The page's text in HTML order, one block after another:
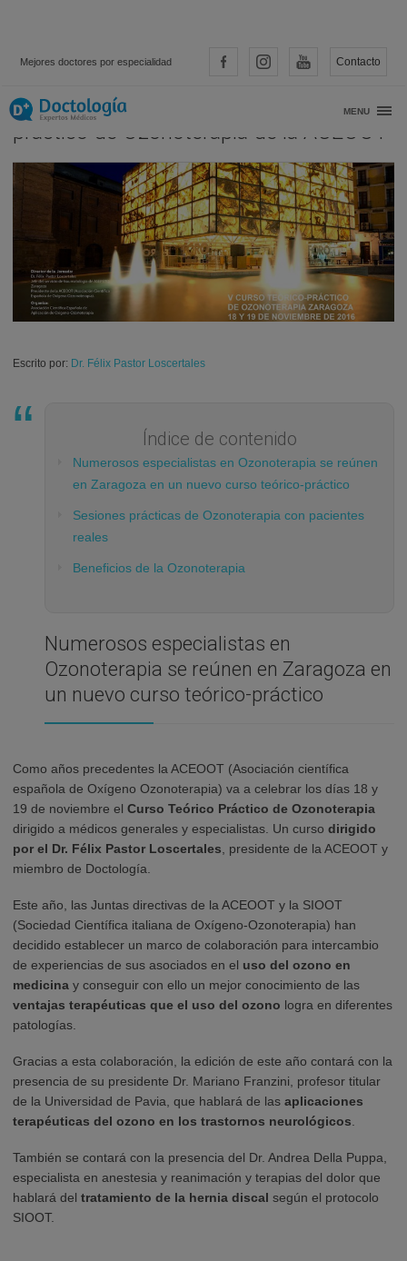
Mejores doctores por especialidad Contacto
MENU
Zaragoza acoge el V curso teórico-
práctico de Ozonoterapia de la ACEOOT
Escrito por: Dr. Félix Pastor Loscertales
Índice de contenido
Numerosos especialistas en Ozonoterapia se reúnen
en Zaragoza en un nuevo curso teórico-práctico
Sesiones prácticas de Ozonoterapia con pacientes
reales
Beneficios de la Ozonoterapia
Numerosos especialistas en
Ozonoterapia se reúnen en Zaragoza en
un nuevo curso teórico-práctico
Como años precedentes la ACEOOT (Asociación científica
española de Oxígeno Ozonoterapia) va a celebrar los días 18 y
19 de noviembre el Curso Teórico Práctico de Ozonoterapia
dirigido a médicos generales y especialistas. Un curso dirigido
por el Dr. Félix Pastor Loscertales , presidente de la ACEOOT y
miembro de Doctología.
Este año, las Juntas directivas de la ACEOOT y la SIOOT
(Sociedad Científica italiana de Oxígeno-Ozonoterapia) han
decidido establecer un marco de colaboración para intercambio
de experiencias de sus asociados en el uso del ozono en
medicina y conseguir con ello un mejor conocimiento de las
ventajas terapéuticas que el uso del ozono logra en diferentes
patologías.
Gracias a esta colaboración, la edición de este año contará con la
presencia de su presidente Dr. Mariano Franzini, profesor titular
de la Universidad de Pavia, que hablará de las aplicaciones
terapéuticas del ozono en los trastornos neurológicos
También se contará con la presencia del Dr. Andrea Della Puppa,
especialista en anestesia y reanimación y terapias del dolor que
hablará del tratamiento de la hernia discal según el protocolo
SIOOT.